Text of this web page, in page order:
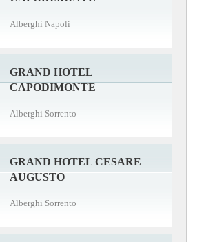
Alberghi Napoli
GRAND HOTEL
CAPODIMONTE
Alberghi Sorrento
GRAND HOTEL CESARE
AUGUSTO
Alberghi Sorrento